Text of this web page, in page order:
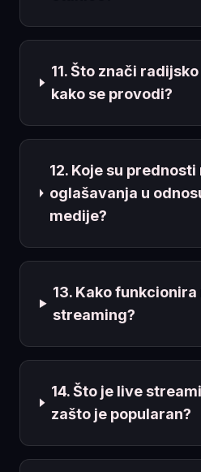
11. Što znači
kako se provodi?
12. Koje su
oglašavanja u
medije?
13. Kako
streaming?
14. Što je live
zašto je popularan?